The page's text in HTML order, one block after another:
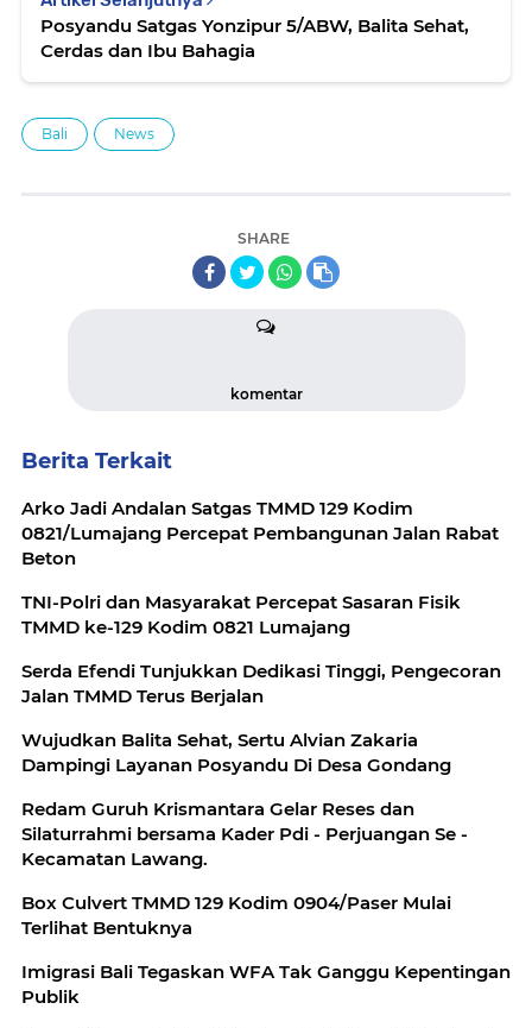
Posyandu Satgas Yonzipur 5/ABW, Balita Sehat,
Cerdas dan Ibu Bahagia
Bali News
SHARE
komentar
Berita Terkait
Arko Jadi Andalan Satgas TMMD 129 Kodim
0821/Lumajang Percepat Pembangunan Jalan Rabat
Beton
TNI-Polri dan Masyarakat Percepat Sasaran Fisik
TMMD ke-129 Kodim 0821 Lumajang
Serda Efendi Tunjukkan Dedikasi Tinggi, Pengecoran
Jalan TMMD Terus Berjalan
Wujudkan Balita Sehat, Sertu Alvian Zakaria
Dampingi Layanan Posyandu Di Desa Gondang
Redam Guruh Krismantara Gelar Reses dan
Silaturrahmi bersama Kader Pdi - Perjuangan Se -
Kecamatan Lawang.
Box Culvert TMMD 129 Kodim 0904/Paser Mulai
Terlihat Bentuknya
Imigrasi Bali Tegaskan WFA Tak Ganggu Kepentingan
Publik